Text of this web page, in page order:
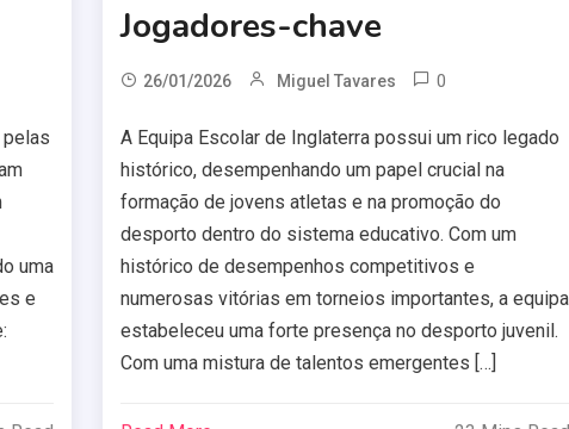
uma
e
Jogadores-chave
26/01/2026 Miguel Tavares 0
A Equipa Escolar de Inglaterra possui um rico legado
histórico, desempenhando um papel crucial na
formação de jovens atletas e na promoção do
desporto dentro do sistema educativo. Com um
histórico de desempenhos competitivos e
numerosas vitórias em torneios importantes, a equipa
estabeleceu uma forte presença no desporto juvenil.
Com uma mistura de talentos emergentes […]